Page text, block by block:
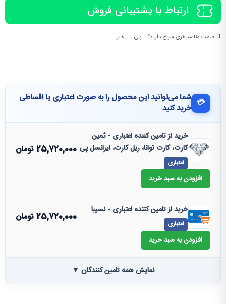
ارتباط با پشتیبانی فروش
آیا قیمت مناسب‌تری سراغ دارید؟ بلی خیر
💳 شما می‌توانید این محصول را به صورت اعتباری یا اقساطی
خرید کنید
خرید از تامین کننده اعتباری - ثمین
کارت، کارت توانا، ریل کارت، ایرانسل پی
اعتباری
25,720,000تومان
افزودن به سبد خرید
خرید از تامین کننده اعتباری - نسیبا
اعتباری
25,720,000تومان
افزودن به سبد خرید
نمایش همه تامین کنندگان ▼